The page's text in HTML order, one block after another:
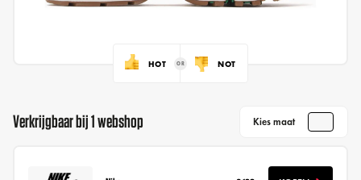
HOT NOT
Verkrijgbaar bij 1 webshop Kies maat